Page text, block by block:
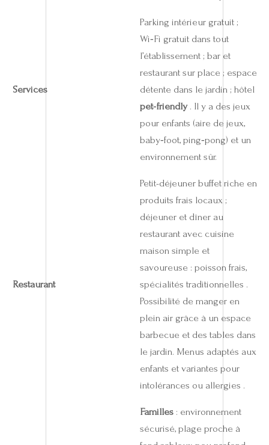
Services
Parking intérieur gratuit ;
Wi‑Fi gratuit dans tout
l’établissement ; bar et
restaurant sur place ; espace
détente dans le jardin ; hôtel
pet‑friendly. Il y a des jeux
pour enfants (aire de jeux,
baby‑foot, ping‑pong) et un
environnement sûr.
Restaurant
Petit-déjeuner buffet riche en
produits frais locaux ;
déjeuner et dîner au
restaurant avec cuisine
maison simple et
savoureuse : poisson frais,
spécialités traditionnelles .
Possibilité de manger en
plein air grâce à un espace
barbecue et des tables dans
le jardin. Menus adaptés aux
enfants et variantes pour
intolérances ou allergies .
Familles: environnement
sécurisé, plage proche à